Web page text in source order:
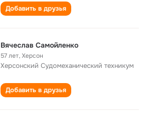
Добавить в друзья
Вячеслав Самойленко
57 лет,Херсон
Херсонский Судомеханический техникум
Добавить в друзья